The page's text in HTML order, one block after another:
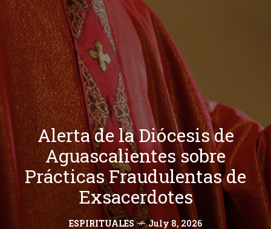
Alerta de la Diócesis de
Aguascalientes sobre
Prácticas Fraudulentas de
Exsacerdotes
ESPIRITUALES July 8, 2026